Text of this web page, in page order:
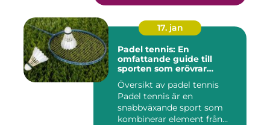
17. jan
Padel tennis: En
omfattande guide till
sporten som erövrar
Översikt av padel tennis
Padel tennis är en
snabbväxande sport som
kombinerar element från